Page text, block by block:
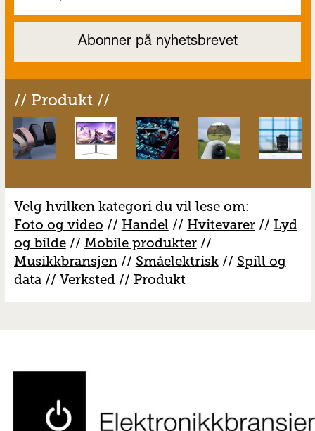
// Produkt //
Velg hvilken kategori du vil lese om:
Foto og video // Handel // Hvitevarer// Lyd
og bilde// Mobile produkter//
Musikkbransjen// Småelektrisk// Spill og
data// Verksted// Produkt